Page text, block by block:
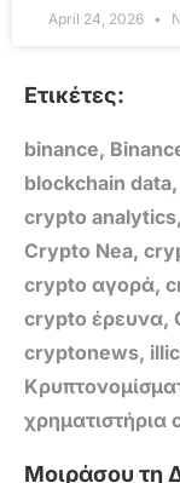
April 24, 2026
Ετικέτες:
binance,
blockchain data,
crypto analytics,
Crypto Nea,
crypto αγορά,
crypto έρευνα,
cryptonews,
χρηματιστήρια
Μοιράσου τη